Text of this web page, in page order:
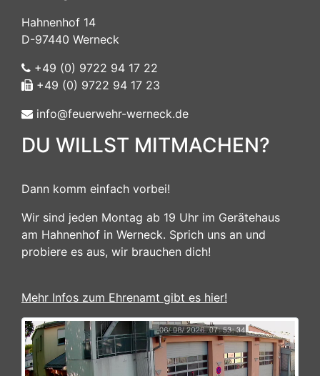
Hahnenhof 14
D-97440 Werneck
+49 (0) 9722 94 17 22
+49 (0) 9722 94 17 23
info@feuerwehr-werneck.de
DU WILLST MITMACHEN?
Dann komm einfach vorbei!
Wir sind jeden Montag ab 19 Uhr im Gerätehaus
am Hahnenhof in Werneck. Sprich uns an und
probiere es aus, wir brauchen dich!
Mehr Infos zum Ehrenamt gibt es hier!